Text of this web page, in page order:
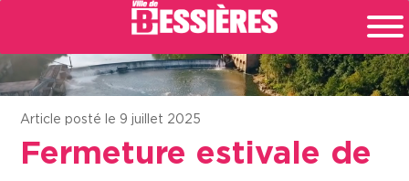
Article posté le 9 juillet 2025
Fermeture estivale de